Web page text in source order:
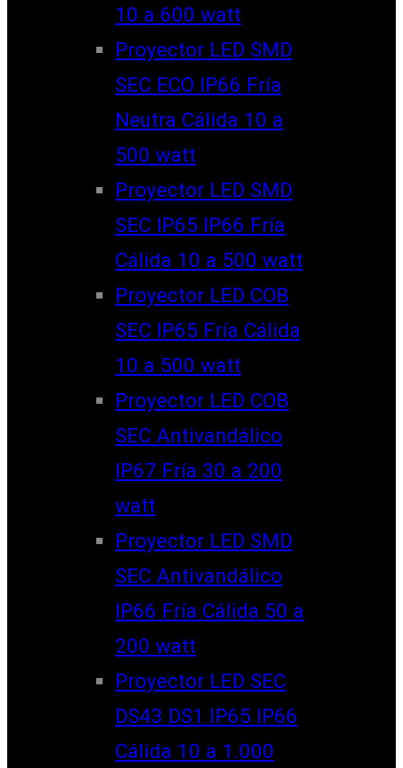
10 a 600 watt
Proyector LED SMD
SEC ECO IP66 Fría
Neutra Cálida 10 a
500 watt
Proyector LED SMD
SEC IP65 IP66 Fría
Cálida 10 a 500 watt
Proyector LED COB
SEC IP65 Fría Cálida
10 a 500 watt
Proyector LED COB
SEC Antivandálico
IP67 Fría 30 a 200
watt
Proyector LED SMD
SEC Antivandálico
IP66 Fría Cálida 50 a
200 watt
Proyector LED SEC
DS43 DS1 IP65 IP66
Cálida 10 a 1.000